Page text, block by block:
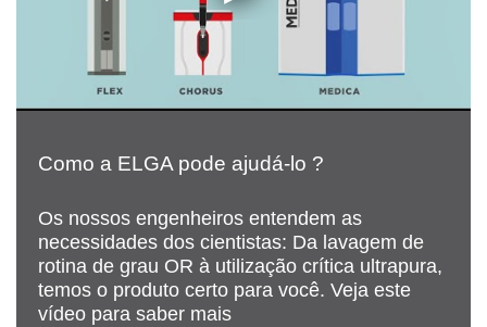
Como a ELGA pode ajudá-lo ?
Os nossos engenheiros entendem as
necessidades dos cientistas: Da lavagem de
rotina de grau OR à utilização crítica ultrapura,
temos o produto certo para você. Veja este
vídeo para saber mais